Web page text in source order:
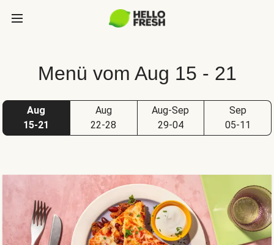
Menü vom Aug 15 - 21
Aug
15-21
Aug
22-28
Aug-Sep
29-04
Sep
05-11